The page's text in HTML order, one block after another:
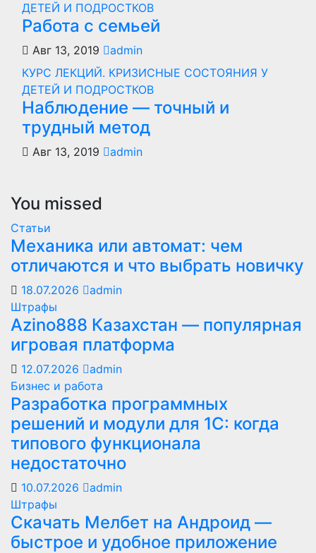
ДЕТЕЙ И ПОДРОСТКОВ
Работа с семьей
Авг 13, 2019
admin
КУРС ЛЕКЦИЙ. КРИЗИСНЫЕ СОСТОЯНИЯ У
ДЕТЕЙ И ПОДРОСТКОВ
Наблюдение — точный и
трудный метод
Авг 13, 2019 admin
You missed
Статьи
Механика или автомат: чем
отличаются и что выбрать новичку
18.07.2026
admin
Штрафы
Azino888 Казахстан — популярная
игровая платформа
12.07.2026
admin
Бизнес и работа
Разработка программных
решений и модули для 1С: когда
типового функционала
недостаточно
10.07.2026
admin
Штрафы
Скачать Мелбет на Андроид —
быстрое и удобное приложение